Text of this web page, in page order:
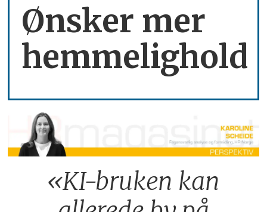
Ønsker mer
hemmelighold
«KI-bruken kan